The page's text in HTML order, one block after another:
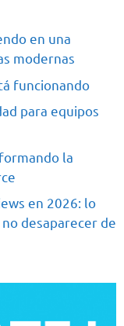
en una
modernas
funcionando
para equipos
la
en 2026: lo
desaparecer de